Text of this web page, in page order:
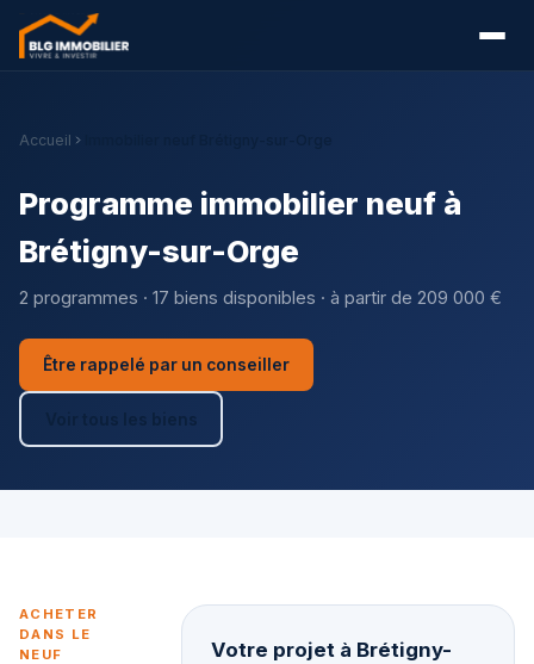
Accueil
Programme immobilier neuf à
Brétigny-sur-Orge
2 programmes · 17 biens disponibles · à partir de 209 000 €
Être rappelé par un conseiller
Voir tous les biens
ACHETER
DANS LE
NEUF
Votre projet à Brétigny-